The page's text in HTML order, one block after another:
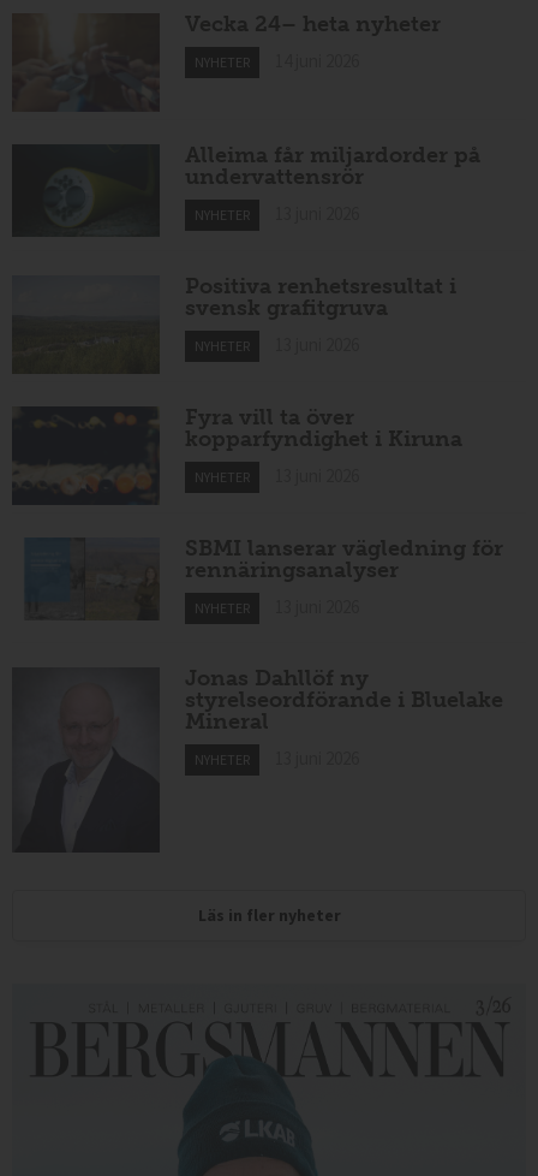
Vecka 24– heta nyheter
NYHETER
Alleima får miljardorder på
undervattensrör
NYHETER
Positiva renhetsresultat i
svensk grafitgruva
NYHETER
Fyra vill ta över
kopparfyndighet i Kiruna
NYHETER
SBMI lanserar vägledning för
rennäringsanalyser
NYHETER
Jonas Dahllöf ny
styrelseordförande i Bluelake
Mineral
NYHETER
Läs in fler nyheter